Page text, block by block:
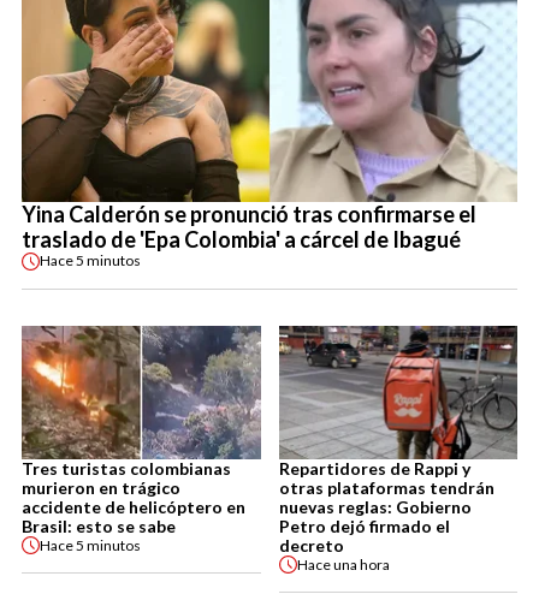
Yina Calderón se pronunció tras confirmarse el
traslado de 'Epa Colombia' a cárcel de Ibagué
Hace5 minutos
Tres turistas colombianas
murieron en trágico
accidente de helicóptero en
Brasil: esto se sabe
Hace5 minutos
Repartidores de Rappi y
otras plataformas tendrán
nuevas reglas: Gobierno
Petro dejó firmado el
decreto
Haceuna hora